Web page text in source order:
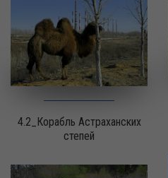
4.2_Корабль Астраханских
степей